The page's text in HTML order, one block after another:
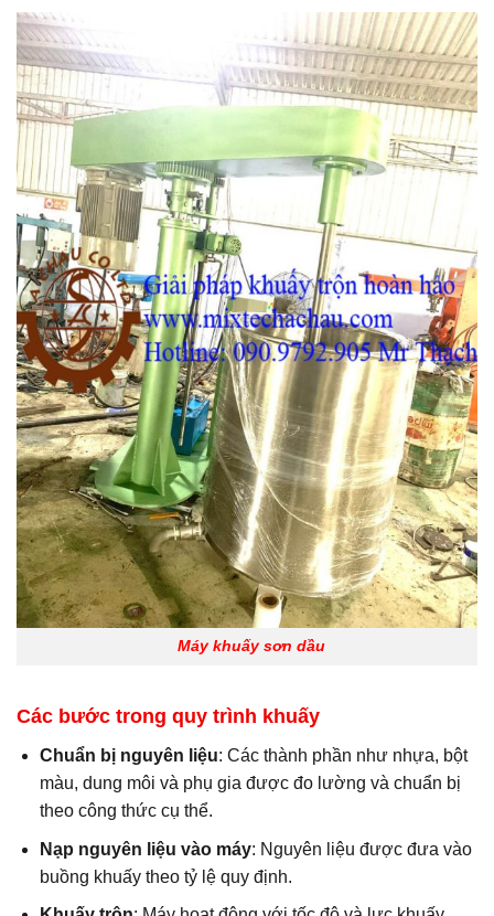
Máy khuấy sơn dầu
Các bước trong quy trình khuấy
Chuẩn bị nguyên liệu: Các thành phần như nhựa, bột
màu, dung môi và phụ gia được đo lường và chuẩn bị
theo công thức cụ thể.
Nạp nguyên liệu vào máy: Nguyên liệu được đưa vào
buồng khuấy theo tỷ lệ quy định.